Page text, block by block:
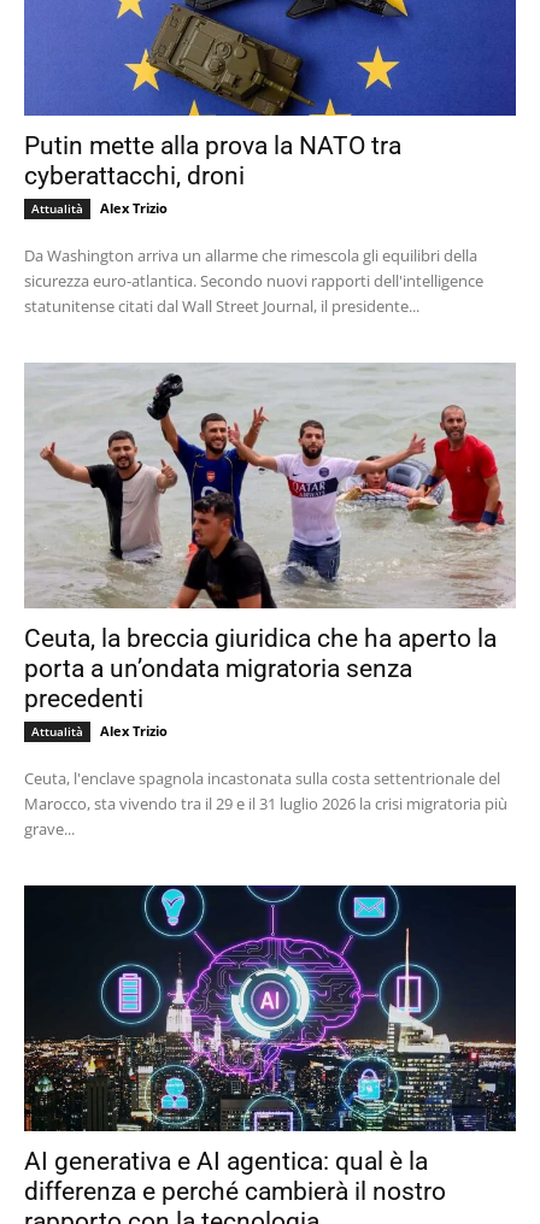
Putin mette alla prova la NATO tra
cyberattacchi, droni
Attualità Alex Trizio
Da Washington arriva un allarme che rimescola gli equilibri della
sicurezza euro-atlantica. Secondo nuovi rapporti dell'intelligence
statunitense citati dal Wall Street Journal, il presidente...
Ceuta, la breccia giuridica che ha aperto la
porta a un’ondata migratoria senza
precedenti
Attualità Alex Trizio
Ceuta, l'enclave spagnola incastonata sulla costa settentrionale del
Marocco, sta vivendo tra il 29 e il 31 luglio 2026 la crisi migratoria più
grave...
AI generativa e AI agentica: qual è la
differenza e perché cambierà il nostro